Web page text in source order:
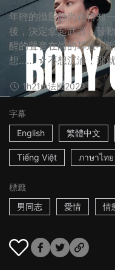
年輕的攝影師尚在得知
後，決定拿起武器、發
醒的聲音在尚的耳邊不
想…… ☆不想沉淪，那就
1h21m法國2023
字幕
English
繁體中文
Tiếng Việt ภาษาไทย
標籤
男同志
愛情 情